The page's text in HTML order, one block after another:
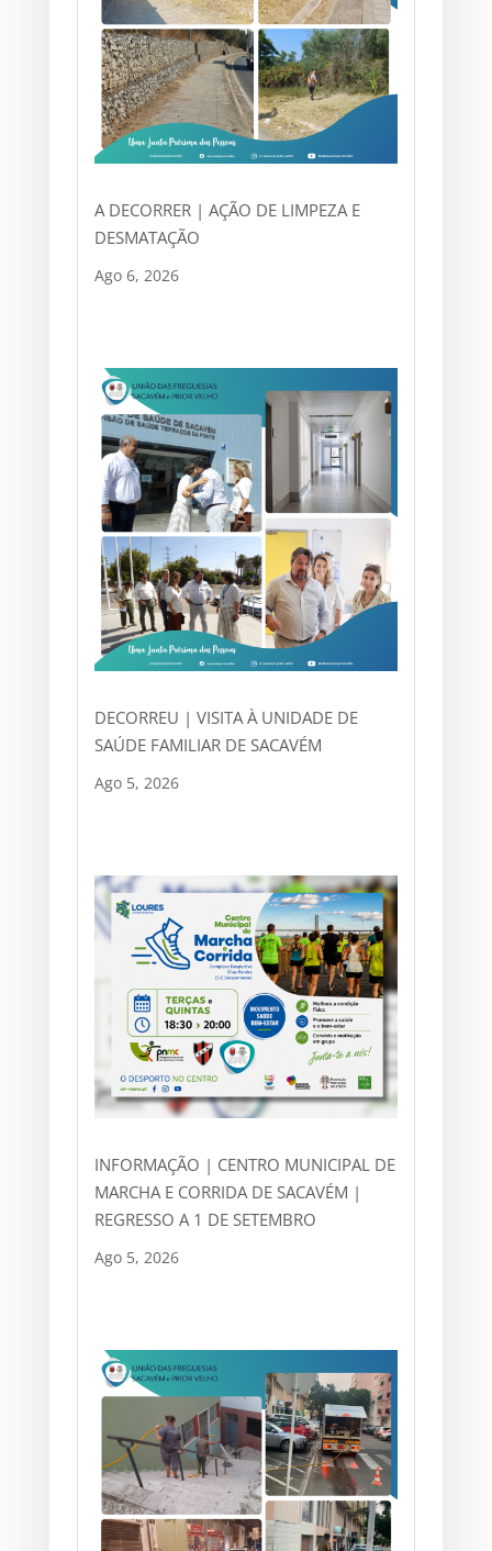
A DECORRER | AÇÃO DE LIMPEZA E
DESMATAÇÃO
Ago 6, 2026
DECORREU | VISITA À UNIDADE DE
SAÚDE FAMILIAR DE SACAVÉM
Ago 5, 2026
INFORMAÇÃO | CENTRO MUNICIPAL DE
MARCHA E CORRIDA DE SACAVÉM |
REGRESSO A 1 DE SETEMBRO
Ago 5, 2026